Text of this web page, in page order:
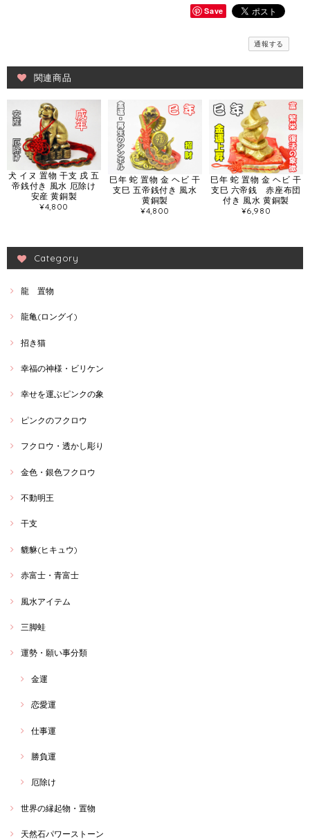
Save
通報する
関連商品
犬 イヌ 置物 干支 戌 五
帝銭付き 風水 厄除け
安産 黄銅製
¥4,800
巳年 蛇 置物 金 ヘビ 干
支巳 五帝銭付き 風水
黄銅製
¥4,800
巳年 蛇 置物 金 ヘビ 干
支巳 六帝銭 赤座布団
付き 風水 黄銅製
¥6,980
Category
龍 置物
龍亀(ロングイ)
招き猫
幸福の神様・ビリケン
幸せを運ぶピンクの象
ピンクのフクロウ
フクロウ・透かし彫り
金色・銀色フクロウ
不動明王
干支
貔貅(ヒキュウ)
赤富士・青富士
風水アイテム
三脚蛙
運勢・願い事分類
金運
恋愛運
仕事運
勝負運
厄除け
世界の縁起物・置物
天然石パワーストーン